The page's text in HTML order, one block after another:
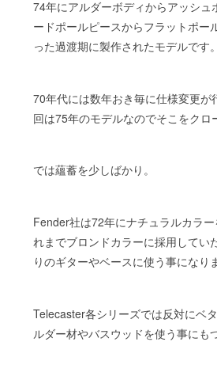
74年にアルダーボディからアッシュ
ードポールピースからフラットポー
った過渡期に製作されたモデルです。
70年代には数年おき毎に仕様変更が
回は75年のモデルなのでそこをクロ
では蘊蓄を少しばかり。
Fender社は72年にナチュラルカラ
れまでブロンドカラーに採用してい
りのギターやベースに使う事になり
Telecaster各シリーズでは反対にベ
ルダー材やバスウッドを使う事にも